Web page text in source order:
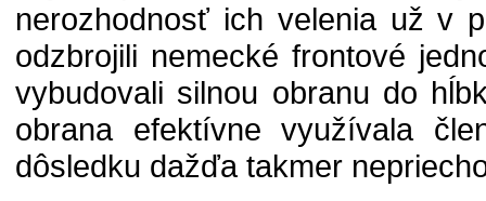
nerozhodnosť ich velenia už v
odzbrojili nemecké frontové
vybudovali silnou obranu do
obrana efektívne využívala
dôsledku dažďa takmer